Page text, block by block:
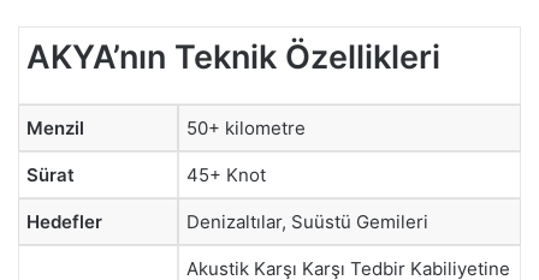
AKYA’nın Teknik Özellikleri
Menzil 50+ kilometre
Sürat 45+ Knot
Hedefler Denizaltılar, Suüstü Gemileri
Akustik Karşı Karşı Tedbir Kabiliyetine